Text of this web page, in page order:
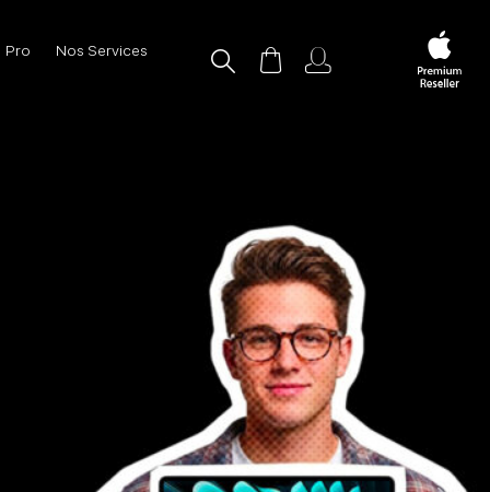
Pro Nos Services